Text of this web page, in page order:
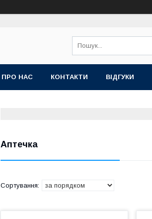
ПРО НАС КОНТАКТИ ВІДГУКИ
Аптечка